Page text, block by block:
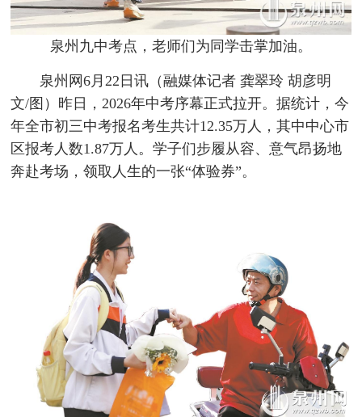
泉州九中考点，老师们为同学击掌加油。
泉州网6月22日讯（融媒体记者 龚翠玲 胡彦明
文/图） 昨日，2026年中考序幕正式拉开。据统计，今
年全市初三中考报名考生共计12.35万人，其中中心市
区报考人数1.87万人。学子们步履从容、意气昂扬地
奔赴考场，领取人生的一张“体验券”。